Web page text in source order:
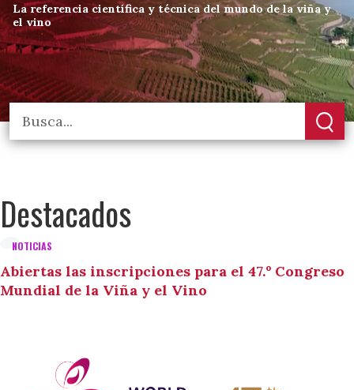
La referencia científica y técnica del mundo de la viña y
el vino
Destacados
NOTICIAS
Abiertas las inscripciones para el 47.º Congreso
Mundial de la Viña y el Vino